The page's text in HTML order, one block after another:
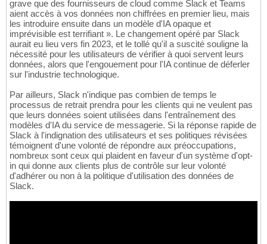
grave que des fournisseurs de cloud comme Slack et Teams
aient accès à vos données non chiffrées en premier lieu, mais
les introduire ensuite dans un modèle d'IA opaque et
imprévisible est terrifiant ». Le changement opéré par Slack
aurait eu lieu vers fin 2023, et le tollé qu'il a suscité souligne la
nécessité pour les utilisateurs de vérifier à quoi servent leurs
données, alors que l'engouement pour l'IA continue de déferler
sur l'industrie technologique.
Par ailleurs, Slack n'indique pas combien de temps le
processus de retrait prendra pour les clients qui ne veulent pas
que leurs données soient utilisées dans l'entraînement des
modèles d'IA du service de messagerie. Si la réponse rapide de
Slack à l'indignation des utilisateurs et ses politiques révisées
témoignent d'une volonté de répondre aux préoccupations,
nombreux sont ceux qui plaident en faveur d'un système d'opt-
in qui donne aux clients plus de contrôle sur leur volonté
d'adhérer ou non à la politique d'utilisation des données de
Slack.